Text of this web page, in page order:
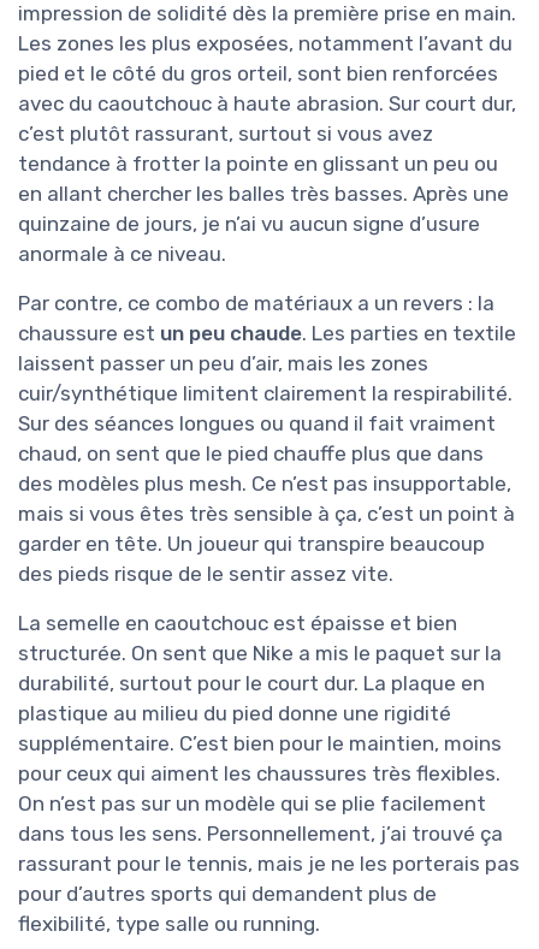
impression de solidité dès la première prise en main.
Les zones les plus exposées, notamment l’avant du
pied et le côté du gros orteil, sont bien renforcées
avec du caoutchouc à haute abrasion. Sur court dur,
c’est plutôt rassurant, surtout si vous avez
tendance à frotter la pointe en glissant un peu ou
en allant chercher les balles très basses. Après une
quinzaine de jours, je n’ai vu aucun signe d’usure
anormale à ce niveau.
Par contre, ce combo de matériaux a un revers : la
chaussure est un peu chaude. Les parties en textile
laissent passer un peu d’air, mais les zones
cuir/synthétique limitent clairement la respirabilité.
Sur des séances longues ou quand il fait vraiment
chaud, on sent que le pied chauffe plus que dans
des modèles plus mesh. Ce n’est pas insupportable,
mais si vous êtes très sensible à ça, c’est un point à
garder en tête. Un joueur qui transpire beaucoup
des pieds risque de le sentir assez vite.
La semelle en caoutchouc est épaisse et bien
structurée. On sent que Nike a mis le paquet sur la
durabilité, surtout pour le court dur. La plaque en
plastique au milieu du pied donne une rigidité
supplémentaire. C’est bien pour le maintien, moins
pour ceux qui aiment les chaussures très flexibles.
On n’est pas sur un modèle qui se plie facilement
dans tous les sens. Personnellement, j’ai trouvé ça
rassurant pour le tennis, mais je ne les porterais pas
pour d’autres sports qui demandent plus de
flexibilité, type salle ou running.